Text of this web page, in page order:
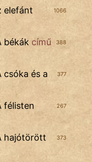
1066
elefánt
388
békák című
377
csóka és a
267
félisten
373
hajótörött